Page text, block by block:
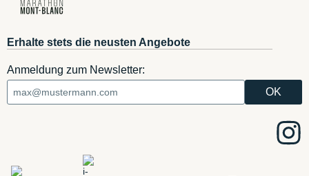
Erhalte stets die neusten Angebote
Anmeldung zum Newsletter: